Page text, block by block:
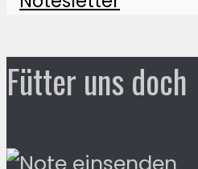
Fütter uns doch